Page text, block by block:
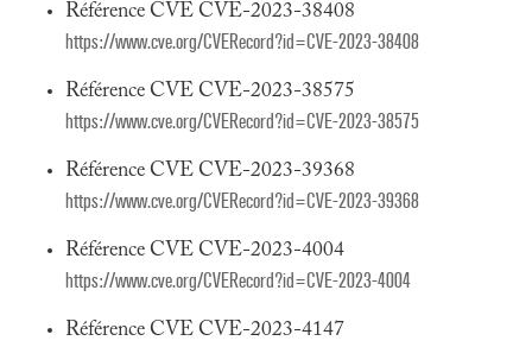
Référence CVE CVE-2023-38408
https://www.cve.org/CVERecord?id=CVE-2023-38408
Référence CVE CVE-2023-38575
https://www.cve.org/CVERecord?id=CVE-2023-38575
Référence CVE CVE-2023-39368
https://www.cve.org/CVERecord?id=CVE-2023-39368
Référence CVE CVE-2023-4004
https://www.cve.org/CVERecord?id=CVE-2023-4004
Référence CVE CVE-2023-4147